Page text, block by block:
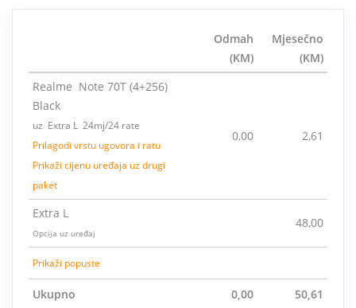
Odmah
(KM)
Mjesečno
(KM)
Realme Note 70T (4+256)
Black
uz Extra L 24mj/24 rate
Prilagodi vrstu ugovora i ratu
Prikaži cijenu uređaja uz drugi
paket
0,00 2,61
Extra L
Opcija uz uređaj
48,00
Prikaži popuste
Ukupno 0,00 50,61